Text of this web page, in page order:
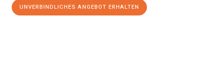
UNVERBINDLICHES ANGEBOT ERHALTEN